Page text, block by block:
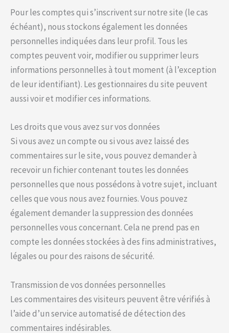
Pour les comptes qui s’inscrivent sur notre site (le cas
échéant), nous stockons également les données
personnelles indiquées dans leur profil. Tous les
comptes peuvent voir, modifier ou supprimer leurs
informations personnelles à tout moment (à l’exception
de leur identifiant). Les gestionnaires du site peuvent
aussi voir et modifier ces informations.
Les droits que vous avez sur vos données
Si vous avez un compte ou si vous avez laissé des
commentaires sur le site, vous pouvez demander à
recevoir un fichier contenant toutes les données
personnelles que nous possédons à votre sujet, incluant
celles que vous nous avez fournies. Vous pouvez
également demander la suppression des données
personnelles vous concernant. Cela ne prend pas en
compte les données stockées à des fins administratives,
légales ou pour des raisons de sécurité.
Transmission de vos données personnelles
Les commentaires des visiteurs peuvent être vérifiés à
l’aide d’un service automatisé de détection des
commentaires indésirables.